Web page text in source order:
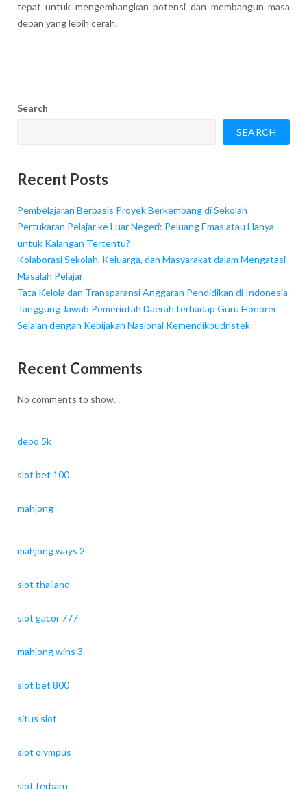
tepat untuk mengembangkan potensi dan membangun masa
depan yang lebih cerah.
Search
SEARCH
Recent Posts
Pembelajaran Berbasis Proyek Berkembang di Sekolah
Pertukaran Pelajar ke Luar Negeri: Peluang Emas atau Hanya
untuk Kalangan Tertentu?
Kolaborasi Sekolah, Keluarga, dan Masyarakat dalam Mengatasi
Masalah Pelajar
Tata Kelola dan Transparansi Anggaran Pendidikan di Indonesia
Tanggung Jawab Pemerintah Daerah terhadap Guru Honorer
Sejalan dengan Kebijakan Nasional Kemendikbudristek
Recent Comments
No comments to show.
depo 5k
slot bet 100
mahjong
mahjong ways 2
slot thailand
slot gacor 777
mahjong wins 3
slot bet 800
situs slot
slot olympus
slot terbaru